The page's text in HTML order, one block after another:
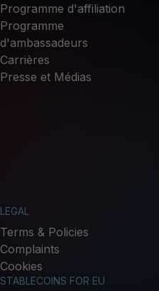
Programme d'affiliation
Programme
d'ambassadeurs
Carrières
Presse et Médias
LEGAL
Terms & Policies
Complaints
Cookies
STABLECOINS FOR EU